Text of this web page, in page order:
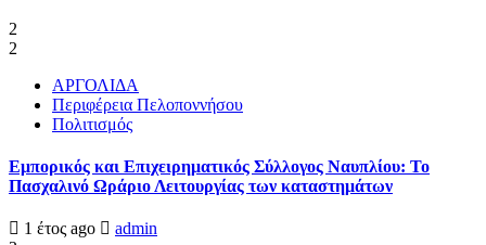
2
2
ΑΡΓΟΛΙΔΑ
Περιφέρεια Πελοποννήσου
Πολιτισμός
Εμπορικός και Επιχειρηματικός Σύλλογος Ναυπλίου: Το
Πασχαλινό Ωράριο Λειτουργίας των καταστημάτων
1 έτος ago
admin